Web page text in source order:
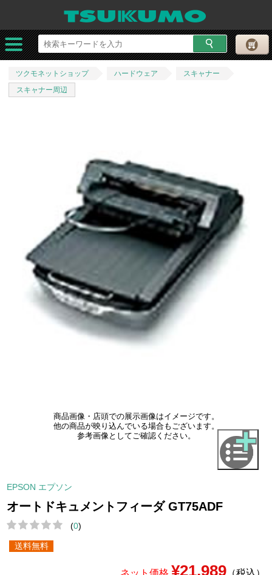
ツクモネットショップ ハードウェア
スキャナー
スキャナー周辺
商品画像・店頭での展示画像はイメージです。
他の商品が映り込んでいる場合もございます。
参考画像としてご確認ください。
EPSON エプソン
オートドキュメントフィーダ GT75ADF
(0)
送料無料
¥21,989